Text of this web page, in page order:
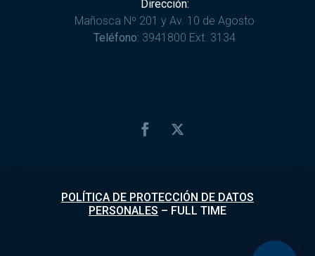
Dirección:
Mañosca Nº 201 y Av. 10 de Agosto
Teléfono: 3941800 Ext. 3134
POLÍTICA DE PROTECCIÓN DE DATOS
PERSONALES – FULL TIME